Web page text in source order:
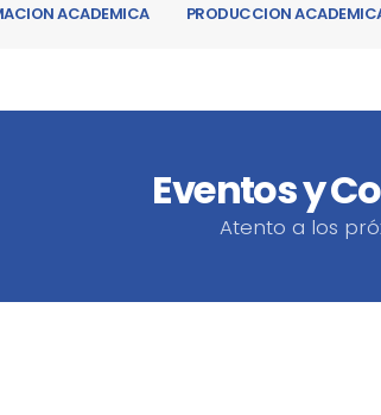
ACADEMICA PRODUCCION
Eventos y
Atento a los